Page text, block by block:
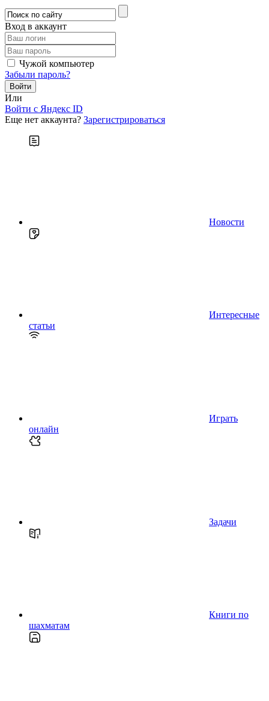
Вход в аккаунт
Чужой компьютер
Забыли пароль?
Или
Войти c Яндекс ID
Еще нет аккаунта? Зарегистрироваться
Новости
Интересные
статьи
Играть
онлайн
Задачи
Книги по
шахматам